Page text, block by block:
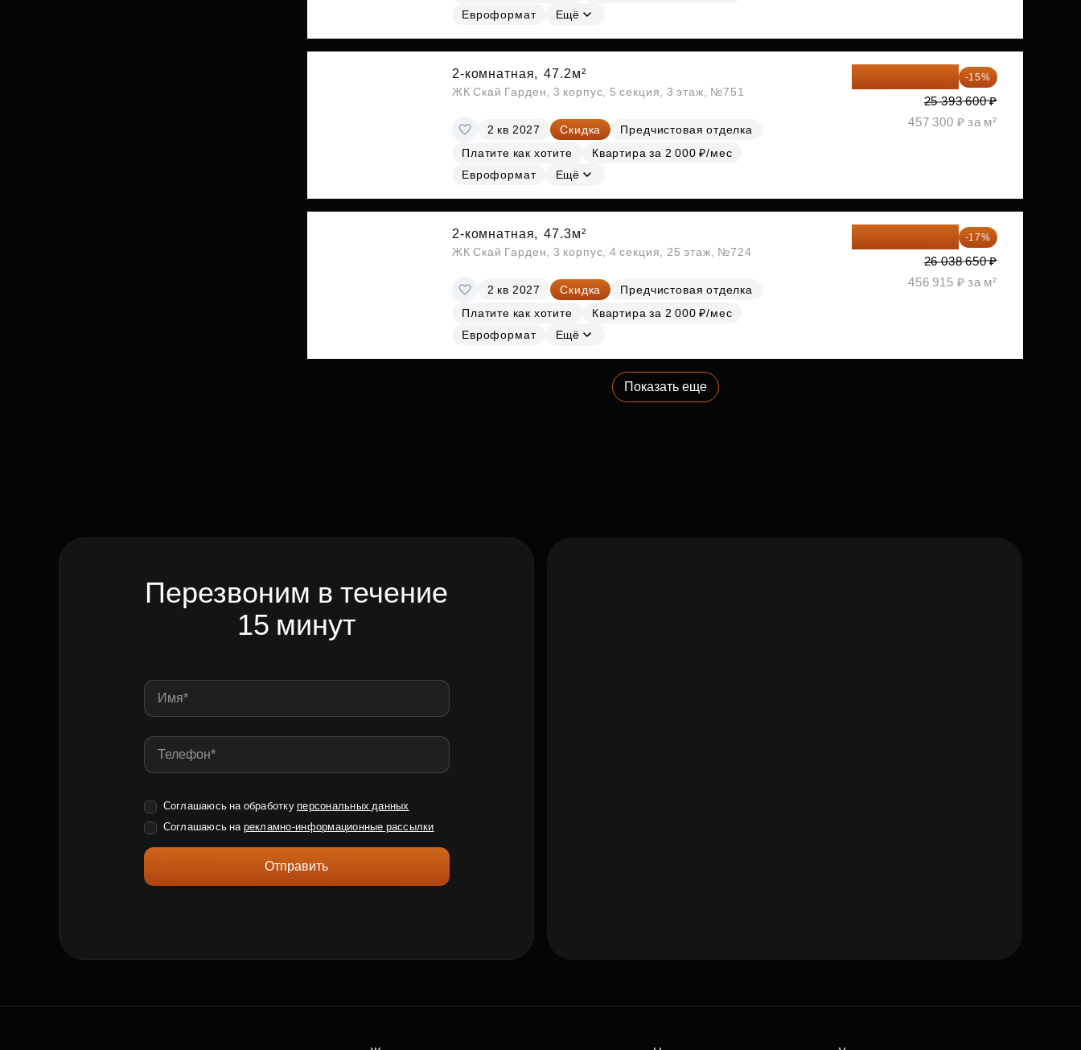
Евроформат
Ещё
2-комнатная, 47.2м²
ЖК Скай Гарден, 3 корпус, 5 секция, 3 этаж, №751
2 кв 2027 Скидка
Предчистовая отделка
Платите как хотите
Квартира за 2 000 ₽/мес
Евроформат
Ещё
-15%
25 393 600 ₽
457 300 ₽ за м²
2-комнатная, 47.3м²
ЖК Скай Гарден, 3 корпус, 4 секция, 25 этаж, №724
2 кв 2027 Скидка
Предчистовая отделка
Платите как хотите
Квартира за 2 000 ₽/мес
Евроформат
Ещё
-17%
26 038 650 ₽
456 915 ₽ за м²
Показать еще
Перезвоним в течение
15 минут
Соглашаюсь на обработку персональных данных
Соглашаюсь на рекламно-информационные рассылки
Отправить